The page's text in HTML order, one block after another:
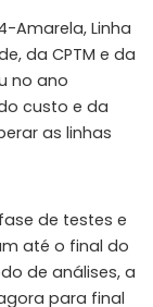
Amarela, Linha
da CPTM e da
no ano
custo e da
as linhas
de testes e
até o final do
de análises, a
para final